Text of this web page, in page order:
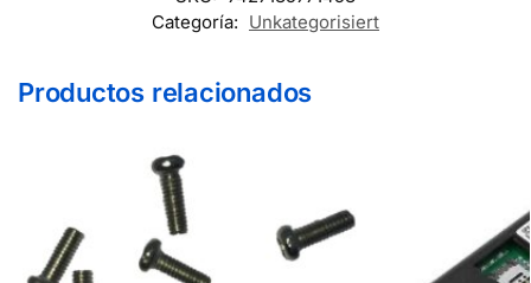
Categoría: Unkategorisiert
Productos relacionados